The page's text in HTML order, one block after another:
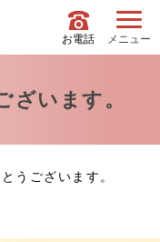
お電話 メニュー
ざいます。
うございます。